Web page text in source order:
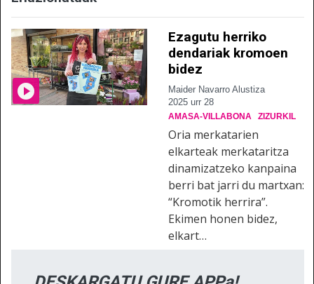
Ezagutu herriko
dendariak kromoen
bidez
Maider Navarro Alustiza
2025 urr 28
AMASA-VILLABONA ZIZURKIL
Oria merkatarien
elkarteak merkataritza
dinamizatzeko kanpaina
berri bat jarri du martxan:
“Kromotik herrira”.
Ekimen honen bidez,
elkart…